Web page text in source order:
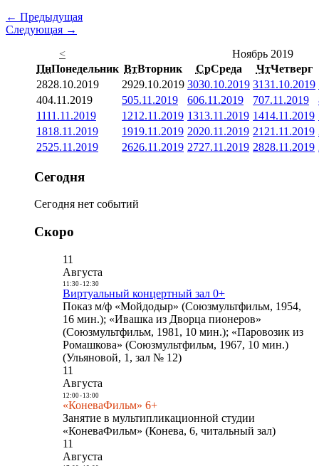
← Предыдущая
Следующая →
<
Ноябрь 2019
ПнПонедельник ВтВторник СрСреда ЧтЧетверг
2828.10.2019 2929.10.2019 3030.10.2019 3131.10.2019
404.11.2019 505.11.2019 606.11.2019 707.11.2019
1111.11.2019 1212.11.2019 1313.11.2019 1414.11.2019
1818.11.2019 1919.11.2019 2020.11.2019 21 21.11.2019
2525.11.2019 2626.11.2019 2727.11.2019 2828.11.2019
Сегодня
Сегодня нет событий
Скоро
11
Августа
11:30- 12:30
Виртуальный концертный зал 0+
Показ м/ф «Мойдодыр» (Союзмультфильм, 1954,
16 мин.); «Ивашка из Дворца пионеров»
(Союзмультфильм, 1981, 10 мин.); «Паровозик из
Ромашкова» (Союзмультфильм, 1967, 10 мин.)
(Ульяновой, 1, зал № 12)
11
Августа
12:00- 13:00
«КоневаФильм» 6+
Занятие в мультипликационной студии
«КоневаФильм» (Конева, 6, читальный зал)
11
Августа